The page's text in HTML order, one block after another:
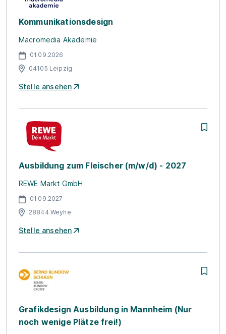
Kommunikationsdesign
Macromedia Akademie
01.09.2026
04105 Leipzig
Stelle ansehen
Ausbildung zum Fleischer (m/w/d) - 2027
REWE Markt GmbH
01.09.2027
28844 Weyhe
Stelle ansehen
Grafikdesign Ausbildung in Mannheim (Nur
noch wenige Plätze frei!)